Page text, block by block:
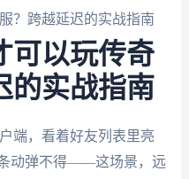
？跨越延迟的实战指南
可以玩传奇
的实战指南
端，看着好友列表里亮
动弹不得——这场景，远